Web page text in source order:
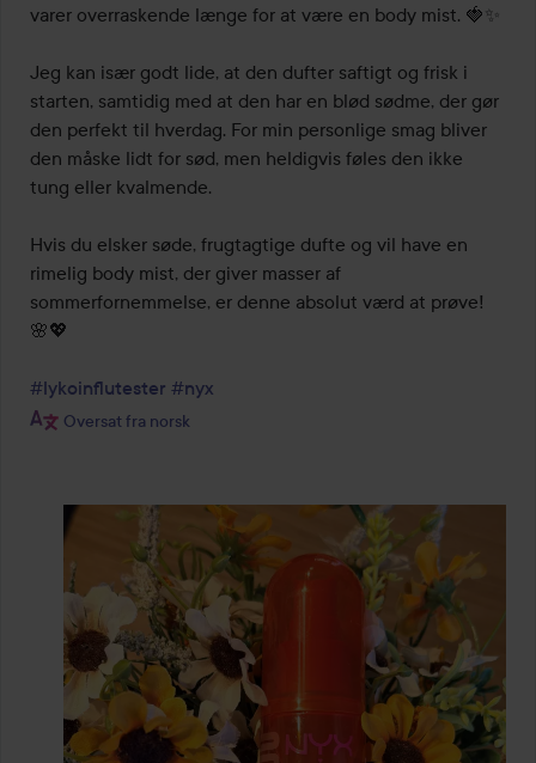
varer overraskende længe for at være en body mist. 🍓✨
Jeg kan især godt lide, at den dufter saftigt og frisk i
starten, samtidig med at den har en blød sødme, der gør
den perfekt til hverdag. For min personlige smag bliver
den måske lidt for sød, men heldigvis føles den ikke
tung eller kvalmende.
Hvis du elsker søde, frugtagtige dufte og vil have en
rimelig body mist, der giver masser af
sommerfornemmelse, er denne absolut værd at prøve!
🌸💖
#lykoinflutester #nyx
Oversat fra norsk